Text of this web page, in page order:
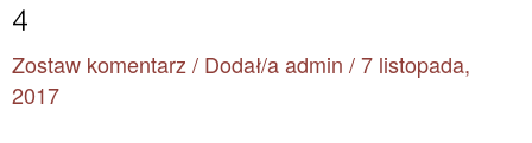
4
Zostaw komentarz / Dodał/a admin /7 listopada,
2017